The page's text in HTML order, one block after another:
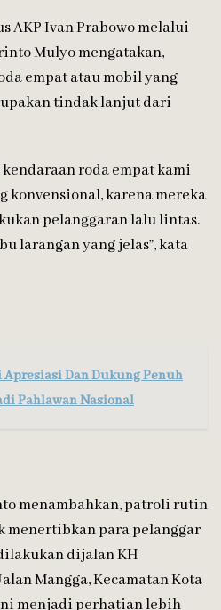
AKP Ivan Prabowo melalui
Mulyo mengatakan,
empat atau mobil yang
tindak lanjut dari
roda empat kami
karena mereka
pelanggaran lalu lintas.
larangan yang jelas”, kata
Dan Dukung Penuh
Pahlawan Nasional
menambahkan, patroli rutin
menertibkan para pelanggar
dijalan KH
Mangga, Kecamatan Kota
menjadi perhatian lebih